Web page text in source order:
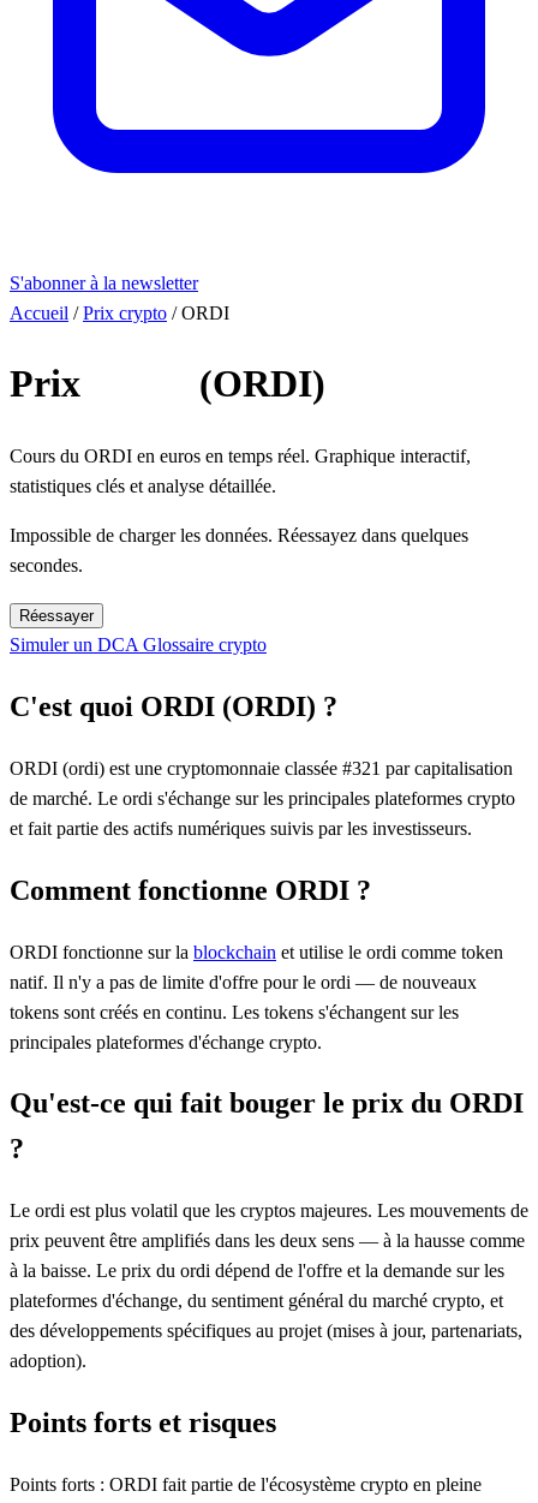
S'abonner à la newsletter
Accueil / Prix crypto / ORDI
Prix (ORDI)
Cours du ORDI en euros en temps réel. Graphique interactif,
statistiques clés et analyse détaillée.
Impossible de charger les données. Réessayez dans quelques
secondes.
Réessayer
Simuler un DCA Glossaire crypto
C'est quoi ORDI (ORDI) ?
ORDI (ordi) est une cryptomonnaie classée #321 par capitalisation
de marché. Le ordi s'échange sur les principales plateformes crypto
et fait partie des actifs numériques suivis par les investisseurs.
Comment fonctionne ORDI ?
ORDI fonctionne sur la blockchain et utilise le ordi comme token
natif. Il n'y a pas de limite d'offre pour le ordi — de nouveaux
tokens sont créés en continu. Les tokens s'échangent sur les
principales plateformes d'échange crypto.
Qu'est-ce qui fait bouger le prix du ORDI
?
Le ordi est plus volatil que les cryptos majeures. Les mouvements de
prix peuvent être amplifiés dans les deux sens — à la hausse comme
à la baisse. Le prix du ordi dépend de l'offre et la demande sur les
plateformes d'échange, du sentiment général du marché crypto, et
des développements spécifiques au projet (mises à jour, partenariats,
adoption).
Points forts et risques
Points forts : ORDI fait partie de l'écosystème crypto en pleine